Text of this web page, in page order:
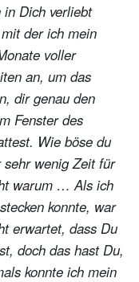
Dich verliebt
der ich mein
voller
an, um das
dir genau den
Fenster des
Wie böse du
wenig Zeit für
warum … Als ich
konnte, war
erwartet, dass Du
doch das hast Du,
konnte ich mein